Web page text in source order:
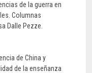
de la guerra en
Columnas
Dalle Pezze.
de China y
de la enseñanza